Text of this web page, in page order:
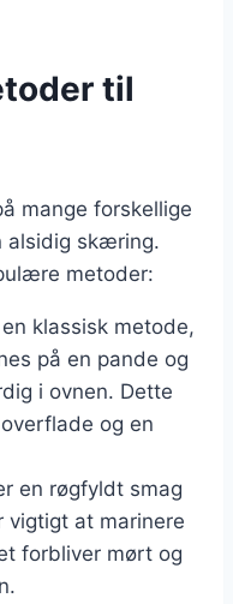
til
mange forskellige
alsidig skæring.
metoder:
klassisk metode,
på en pande og
i ovnen. Dette
og en
en røgfyldt smag
vigtigt at marinere
forbliver mørt og